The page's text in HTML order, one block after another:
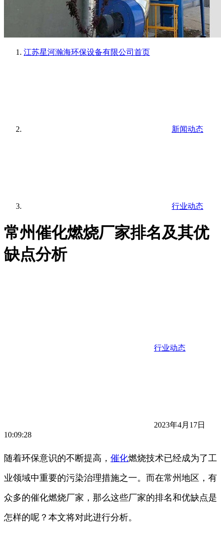
江苏星河瀚海环保设备有限公司 首页
新闻动态
行业动态
常州催化燃烧厂家排名及其优
缺点分析
行业动态
2023年4月17日
10:09:28
随着环保意识的不断提高， 催化燃烧技术已经成为了工
业领域中重要的污染治理措施之一。而在常州地区，有
众多的催化燃烧厂家，那么这些厂家的排名和优缺点是
怎样的呢？本文将对此进行分析。